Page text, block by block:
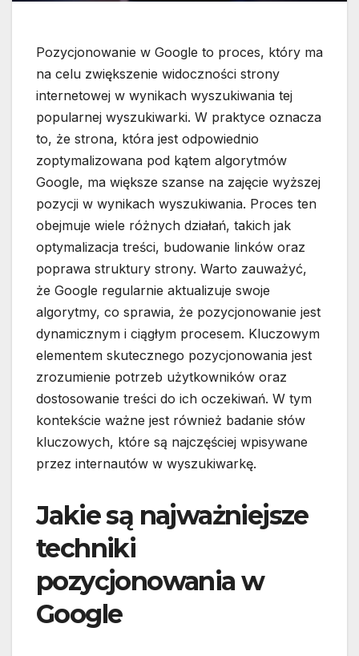
Pozycjonowanie w Google to proces, który ma
na celu zwiększenie widoczności strony
internetowej w wynikach wyszukiwania tej
popularnej wyszukiwarki. W praktyce oznacza
to, że strona, która jest odpowiednio
zoptymalizowana pod kątem algorytmów
Google, ma większe szanse na zajęcie wyższej
pozycji w wynikach wyszukiwania. Proces ten
obejmuje wiele różnych działań, takich jak
optymalizacja treści, budowanie linków oraz
poprawa struktury strony. Warto zauważyć,
że Google regularnie aktualizuje swoje
algorytmy, co sprawia, że pozycjonowanie jest
dynamicznym i ciągłym procesem. Kluczowym
elementem skutecznego pozycjonowania jest
zrozumienie potrzeb użytkowników oraz
dostosowanie treści do ich oczekiwań. W tym
kontekście ważne jest również badanie słów
kluczowych, które są najczęściej wpisywane
przez internautów w wyszukiwarkę.
Jakie są najważniejsze
techniki
pozycjonowania w
Google